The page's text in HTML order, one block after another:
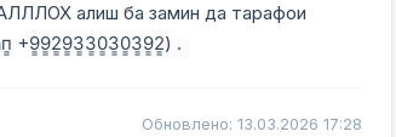
алиш ба замин да тарафои
+9͇9͇2͇9͇3͇3͇0͇3͇0͇3͇9͇2͇) .
Обновлено: 13.03.2026 17:28